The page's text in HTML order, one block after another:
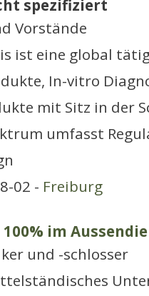
spezifiziert
Vorstände
ist eine global
In-vitro
mit Sitz in der
umfasst
02 - Freiburg
im
und -schlosser